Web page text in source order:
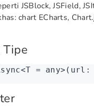
JSBlock, JSField,
chart ECharts,
T = any>(url :